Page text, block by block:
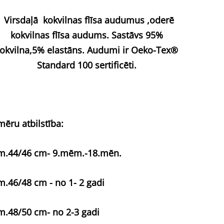
Virsdaļā kokvilnas flīsa audumus ,oderē
kokvilnas flīsa audums. Sastāvs 95%
elastāns.Audumi ir Oeko-Tex®
Standard 100 sertificēti.
atbilstība:
46 cm- 9.mēm.-18.mēn.
48 cm - no 1- 2 gadi
50 cm- no 2-3 gadi